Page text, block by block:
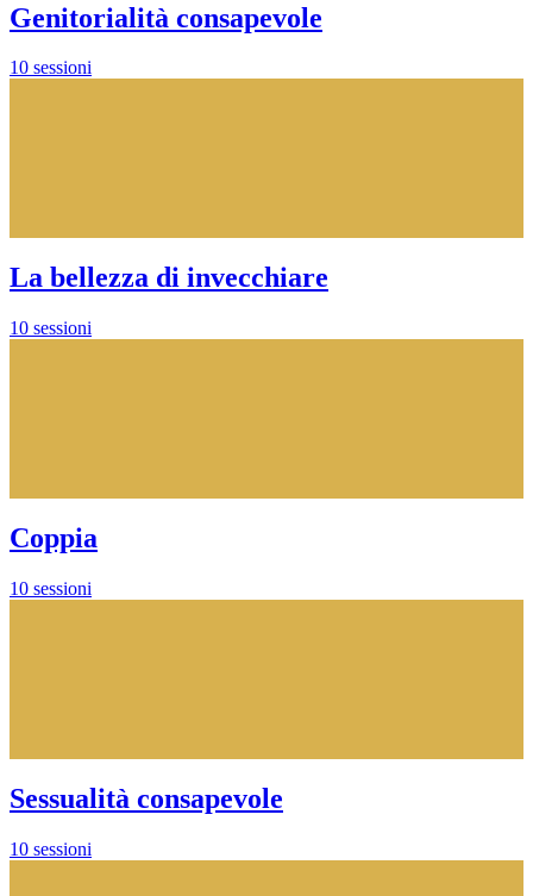
Genitorialità consapevole
10 sessioni
La bellezza di invecchiare
10 sessioni
Coppia
10 sessioni
Sessualità consapevole
10 sessioni